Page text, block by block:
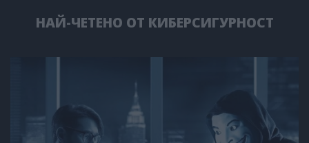
НАЙ-ЧЕТЕНО ОТ КИБЕРСИГУРНОСТ